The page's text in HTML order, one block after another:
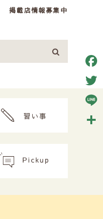
掲載店情報募集中
Line